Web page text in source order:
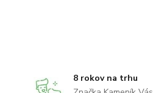
8 rokov na trhu